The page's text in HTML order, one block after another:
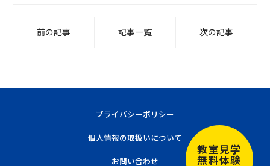
教室見学
無料体験
前の記事 記事一覧 次の記事
プライバシーポリシー
個人情報の取扱いについて
お問い合わせ